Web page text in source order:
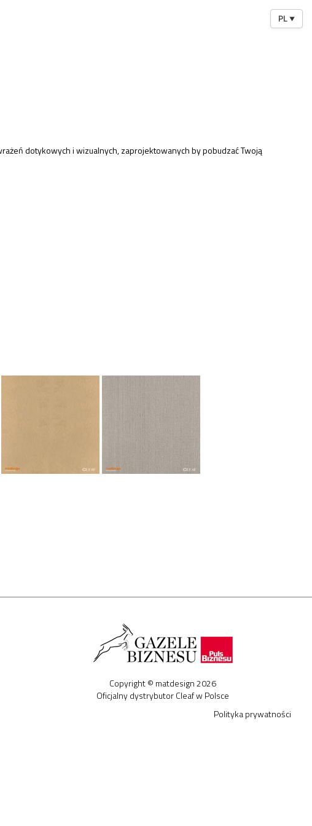
PL ▼
dotykowych i wizualnych, zaprojektowanych by pobudzać Twoją
Copyright © matdesign 2026
Oficjalny dystrybutor Cleaf w Polsce
Polityka prywatności